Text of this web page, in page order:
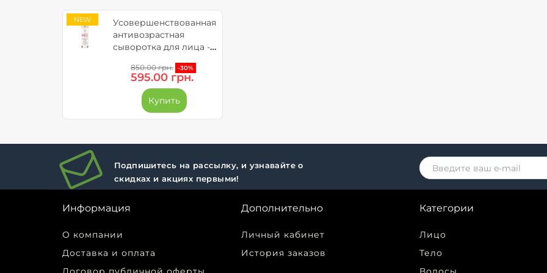
NEW
Усовершенствованная
антивозрастная
сыворотка для лица -
850.00 грн. -30%
595.00 грн.
Купить
Подпишитесь на рассылку, и узнавайте о
скидках и акциях первыми!
Информация
О компании
Доставка и оплата
Дополнительно
Личный кабинет
История заказов
Категории
Лицо
Тело